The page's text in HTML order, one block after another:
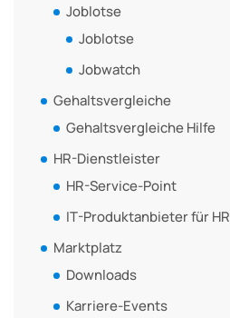
Joblotse
Joblotse
Jobwatch
Gehaltsvergleiche
Gehaltsvergleiche Hilfe
HR-Dienstleister
HR-Service-Point
IT-Produktanbieter für HR
Marktplatz
Downloads
Karriere-Events